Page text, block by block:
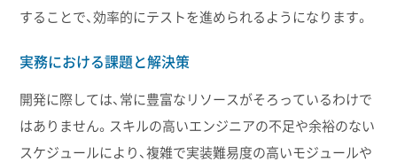
することで、効率的にテストを進められるようになります。
実務における課題と解決策
開発に際しては、常に豊富なリソースがそろっているわけで
はありません。スキルの高いエンジニアの不足や余裕のない
スケジュールにより、複雑で実装難易度の高いモジュールや